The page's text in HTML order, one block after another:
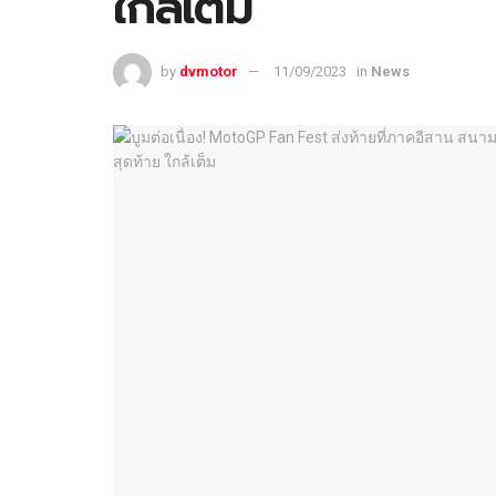
by dvmotor 11/09/2023 in News